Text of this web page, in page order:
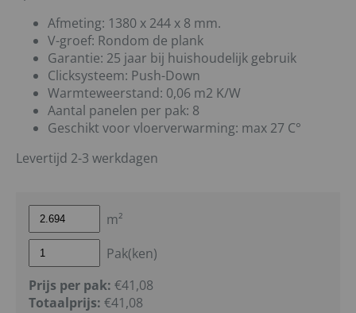
Afmeting: 1380 x 244 x 8 mm.
V-groef: Rondom de plank
Garantie: 25 jaar bij huishoudelijk gebruik
Clicksysteem: Push-Down
Warmteweerstand: 0,06 m2 K/W
Aantal panelen per pak: 8
Geschikt voor vloerverwarming: max 27 C°
Levertijd 2-3 werkdagen
m²
Pak(ken)
Prijs per pak: €41,08
Totaalprijs: €41,08